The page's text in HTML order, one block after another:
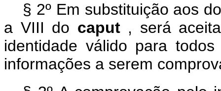
§ 2º Em substituição aos
a VIII do caput , será
identidade válido para
informações a serem